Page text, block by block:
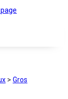
> Gros